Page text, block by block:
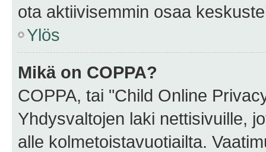
ota aktiivisemmin osaa
Ylös
Mikä on COPPA?
COPPA, tai "Child Online
Yhdysvaltojen laki nettisivuille,
alle kolmetoistavuotiailta.